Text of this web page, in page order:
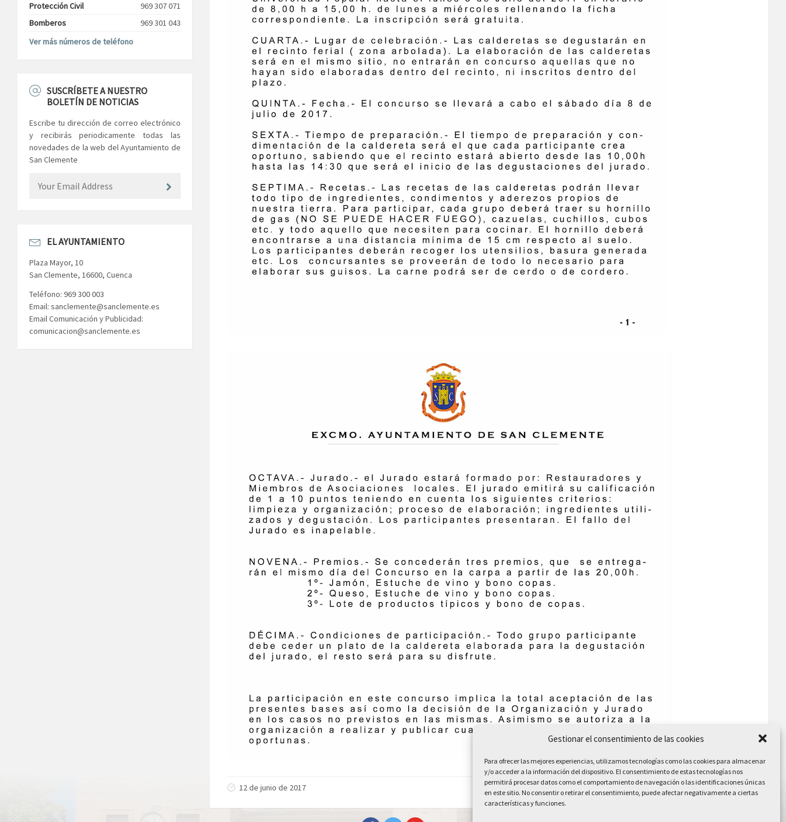
Gestionar el consentimiento de las cookies
Para ofrecer las mejores experiencias, utilizamos tecnologías como las cookies para almacenar
y/o acceder a la información del dispositivo. El consentimiento de estas tecnologías nos
permitirá procesar datos como el comportamiento de navegación o las identificaciones únicas
en este sitio. No consentir o retirar el consentimiento, puede afectar negativamente a ciertas
características y funciones.
12 de junio de 2017
Protección Civil
969 307 071
Bomberos
969 301 043
Ver más números de teléfono
SUSCRÍBETE A NUESTRO
BOLETÍN DE NOTICIAS
Escribe tu dirección de correo electrónico
y recibirás periodicamente todas las
novedades de la web del Ayuntamiento de
San Clemente
EL AYUNTAMIENTO
Plaza Mayor, 10
San Clemente, 16600, Cuenca
Teléfono: 969 300 003
Email: sanclemente@sanclemente.es
Email Comunicación y Publicidad:
comunicacion@sanclemente.es